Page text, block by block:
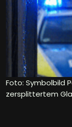
Foto: Symbolbild
zersplittertem